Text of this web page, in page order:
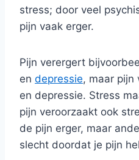
stress; door veel
pijn vaak erger.
Pijn verergert
en depressie, maar pijn
en depressie. Stress
pijn veroorzaakt ook
de pijn erger, maar
slecht doordat je pijn